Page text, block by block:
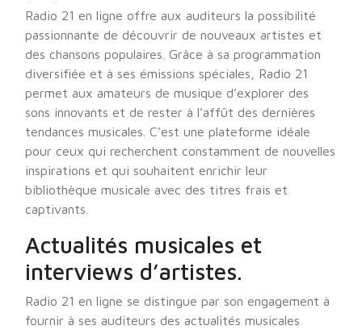
Radio 21 en ligne offre aux auditeurs la possibilité
passionnante de découvrir de nouveaux artistes et
des chansons populaires. Grâce à sa programmation
diversifiée et à ses émissions spéciales, Radio 21
permet aux amateurs de musique d’explorer des
sons innovants et de rester à l’affût des dernières
tendances musicales. C’est une plateforme idéale
pour ceux qui recherchent constamment de nouvelles
inspirations et qui souhaitent enrichir leur
bibliothèque musicale avec des titres frais et
captivants.
Actualités musicales et
interviews d’artistes.
Radio 21 en ligne se distingue par son engagement à
fournir à ses auditeurs des actualités musicales